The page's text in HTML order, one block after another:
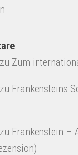
zu Zum
zu Frankensteins
zu Frankenstein –